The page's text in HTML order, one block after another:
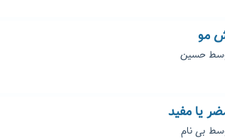
مو
حسین
یا مفید
بی نام